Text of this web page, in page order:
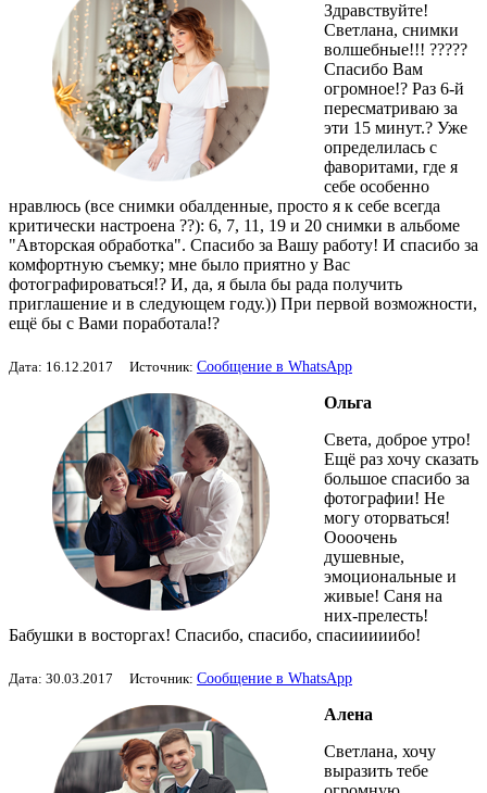
Здравствуйте!
Светлана, снимки
волшебные!!! ?????
Спасибо Вам
огромное!? Раз 6-й
пересматриваю за
эти 15 минут.? Уже
определилась с
фаворитами, где я
себе особенно
нравлюсь (все снимки обалденные, просто я к себе всегда
критически настроена ??): 6, 7, 11, 19 и 20 снимки в альбоме
"Авторская обработка". Спасибо за Вашу работу! И спасибо за
комфортную съемку; мне было приятно у Вас
фотографироваться!? И, да, я была бы рада получить
приглашение и в следующем году.)) При первой возможности,
ещё бы с Вами поработала!?
Дата: 16.12.2017 Источник: Сообщение в WhatsApp
Ольга
Света, доброе утро!
Ещё раз хочу сказать
большое спасибо за
фотографии! Не
могу оторваться!
Оооочень
душевные,
эмоциональные и
живые! Саня на
них-прелесть!
Бабушки в восторгах! Спасибо, спасибо, спасииииибо!
Дата: 30.03.2017 Источник: Сообщение в WhatsApp
Алена
Светлана, хочу
выразить тебе